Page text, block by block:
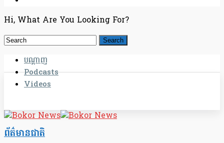
Hi, What Are You Looking For?
បណ្តាញ
Podcasts
Videos
ព័ត៌មានជាតិ